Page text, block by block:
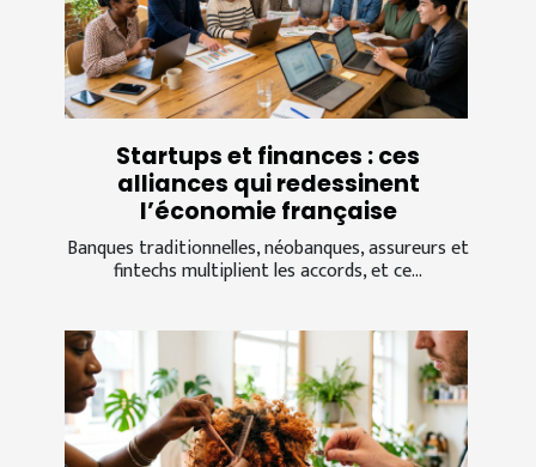
Startups et finances : ces
alliances qui redessinent
l’économie française
Banques traditionnelles, néobanques, assureurs et
fintechs multiplient les accords, et ce...